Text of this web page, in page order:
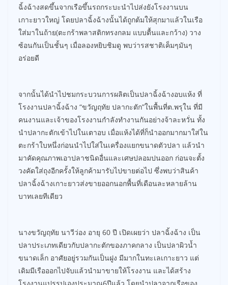
ฉิ้งฉ้างสดขึ้นจากเรือขึ้นรถกระบะนำไปส่งยังโรงงานบน
เกาะยาวใหญ่ โดยปลาฉิ้งฉ้างนั้นได้ถูกต้มให้สุกมาแล้วในเรือ
ใส่มาในถ้าย(ตะกร้าพลาสติกทรงกลม แบบตื้นและกว้าง) วาง
ซ้อนกันเป็นชั้นๆ เมื่อลองหยิบชิมดู พบว่ารสชาติเค็มๆมันๆ
อร่อยดี
จากนั้นได้นำไปชมกระบวนการผลิตเป็นปลาฉิ้งฉ้างอบแห้ง ที่
โรงงานปลาฉิ้งฉ้าง “ขวัญฤทัย ปลากะตัก”ในพื้นที่ต.พรุใน ที่มี
คนงานและเจ้าของโรงงานกำลังทำงานกันอย่างจ้าละหวั่น ทั้ง
นำปลากะตักเข้าไปในเตาอบ เมื่อแห้งได้ที่ก็นำออกมากมาใส่ใน
ตะกร้าใบหนึ่งก่อนนำไปใส่ในเครื่องแยกขนาดตัวปลา แล้วนำ
มาคัดคุณภาพเอาปลาชนิดอื่นและเศษปลอมปนออก ก่อนจะตั้ง
วงคัดใส่ถุงอีกครั้งให้ลูกค้ามารับไปขายต่อไป ซึ่งพบว่าสินค้า
ปลาฉิ้งฉ้างเกาะยาวส่งขายออกนอกพื้นที่เดือนละหลายล้าน
บาทเลยทีเดียว
นางขวัญฤทัย นาวีว่อง อายุ 60 ปี เปิดเผยว่า ปลาฉิ้งฉ้าง เป็น
ปลาประเภทเดียวกับปลากะตักของภาคกลาง เป็นปลาผิวน้ำ
ขนาดเล็ก อาศัยอยู่รวมกันเป็นฝูง มีมากในทะเลเกาะยาว แต่
เดิมมีเรือออกไปจับแล้วนำมาขายให้โรงงาน และได้สร้าง